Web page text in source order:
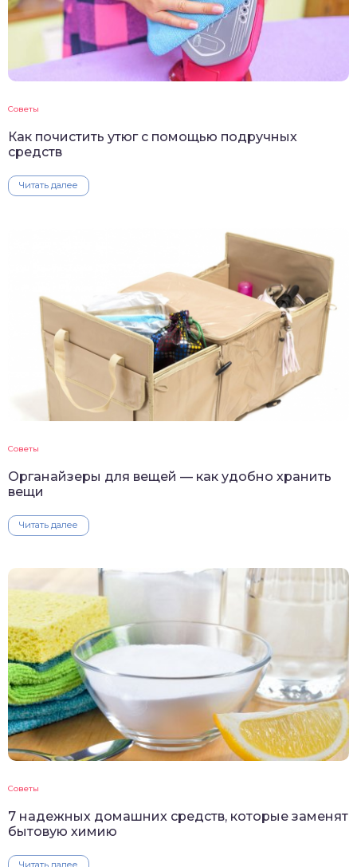
Советы
Как почистить утюг с помощью подручных
средств
Читать далее
Советы
Органайзеры для вещей — как удобно хранить
вещи
Читать далее
Советы
7 надежных домашних средств, которые заменят
бытовую химию
Читать далее